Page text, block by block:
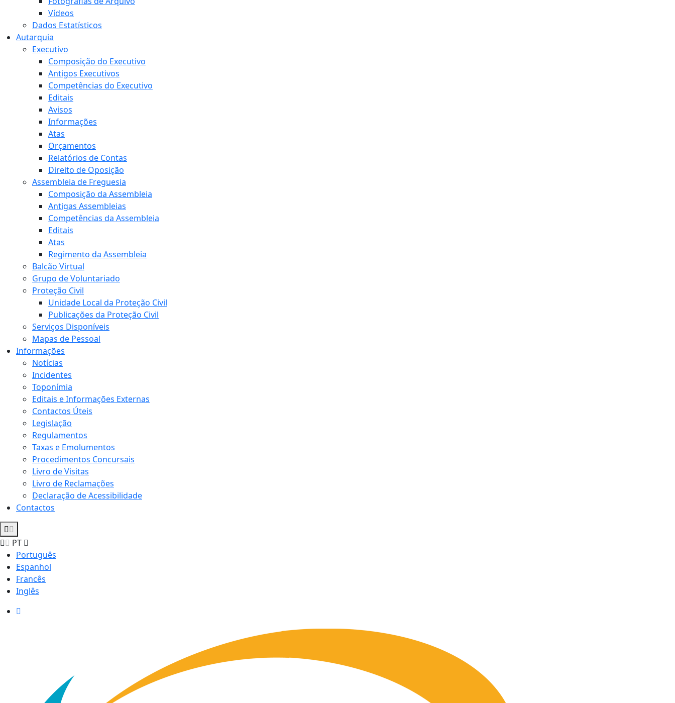
Vídeos
Dados Estatísticos
Autarquia
Executivo
Composição do Executivo
Antigos Executivos
Competências do Executivo
Editais
Avisos
Informações
Atas
Orçamentos
Relatórios de Contas
Direito de Oposição
Assembleia de Freguesia
Composição da Assembleia
Antigas Assembleias
Competências da Assembleia
Editais
Atas
Regimento da Assembleia
Balcão Virtual
Grupo de Voluntariado
Proteção Civil
Unidade Local da Proteção Civil
Publicações da Proteção Civil
Serviços Disponíveis
Mapas de Pessoal
Informações
Notícias
Incidentes
Toponímia
Editais e Informações Externas
Contactos Úteis
Legislação
Regulamentos
Taxas e Emolumentos
Procedimentos Concursais
Livro de Visitas
Livro de Reclamações
Declaração de Acessibilidade
Contactos
PT
Português
Espanhol
Francês
Inglês